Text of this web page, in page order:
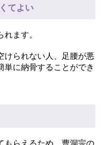
てよい
ます。
けられない人、足腰が悪
単に納骨することができ